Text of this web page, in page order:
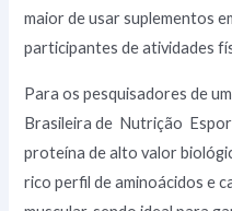
maior de usar suplementos
participantes de atividades
Para os pesquisadores de
Brasileira de Nutrição
proteína de alto valor
rico perfil de aminoácidos e